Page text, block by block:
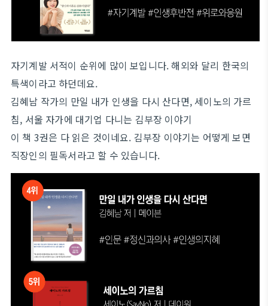
자기계발 서적이 순위에 많이 보입니다. 해외와 달리 한국의
특색이라고 하던데요.
김혜남 작가의 만일 내가 인생을 다시 산다면, 세이노의 가르
침, 서울 자가에 대기업 다니는 김부장 이야기
이 책 3권은 다 읽은 것이네요. 김부장 이야기는 어떻게 보면
직장인의 필독서라고 할 수 있습니다.